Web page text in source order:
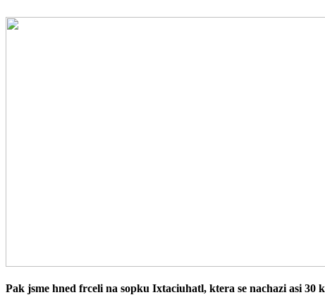
Pak jsme hned frceli na sopku Ixtaciuhatl, ktera se nachazi asi